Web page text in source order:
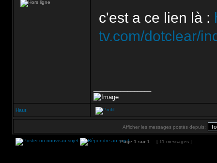
c'est a ce lien là :
tv.com/dotclear/
Haut
Afficher les messages postés depuis:
Page 1 sur 1 [ 11 messages ]